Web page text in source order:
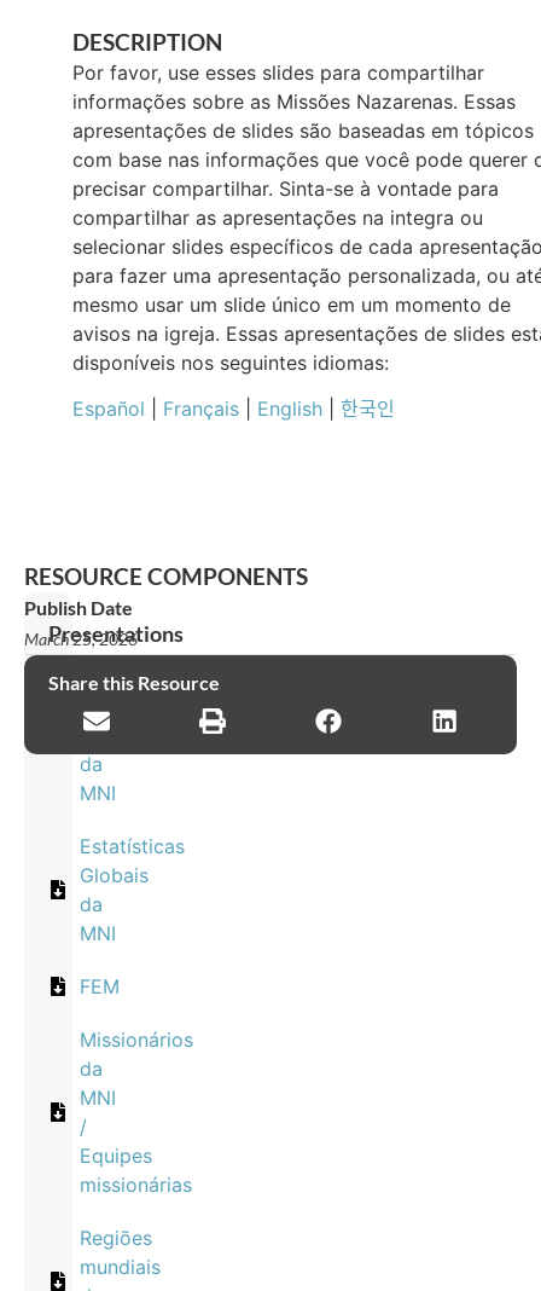
DESCRIPTION
Por favor, use esses slides para compartilhar
informações sobre as Missões Nazarenas. Essas
apresentações de slides são baseadas em tópicos
com base nas informações que você pode querer
precisar compartilhar. Sinta-se à vontade para
compartilhar as apresentações na integra ou
selecionar slides específicos de cada
para fazer uma apresentação personalizada, ou
mesmo usar um slide único em um momento de
avisos na igreja. Essas apresentações de slides
disponíveis nos seguintes idiomas:
Español
Français English 한국인
RESOURCE COMPONENTS
Presentations
Declaração
de
missão
da
MNI
Estatísticas
Globais
da
MNI
FEM
Missionários
da
MNI
/
Equipes
missionárias
Regiões
mundiais
Publish Date
March 25, 2026
Share this Resource